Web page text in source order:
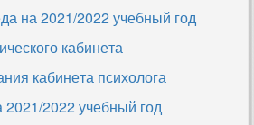
на 2021/2022 учебный год
кабинета
кабинета психолога
2022 учебный год